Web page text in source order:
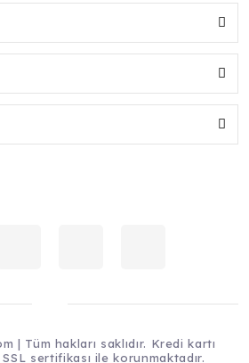
| Tüm hakları saklıdır. Kredi kartı
sertifikası ile korunmaktadır.